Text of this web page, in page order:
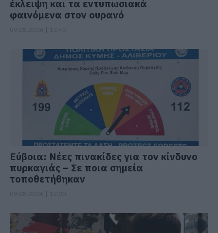
έκλειψη και τα εντυπωσιακά
φαινόμενα στον ουρανό
Εύβοια: Νέες πινακίδες για τον κίνδυνο
πυρκαγιάς – Σε ποια σημεία
τοποθετήθηκαν